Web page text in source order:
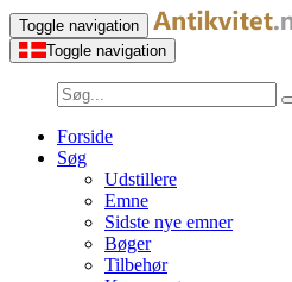
Toggle navigation
Toggle navigation
Forside
Søg
Udstillere
Emne
Sidste nye emner
Bøger
Tilbehør